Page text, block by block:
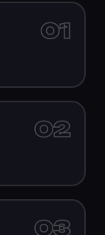
01
02
03